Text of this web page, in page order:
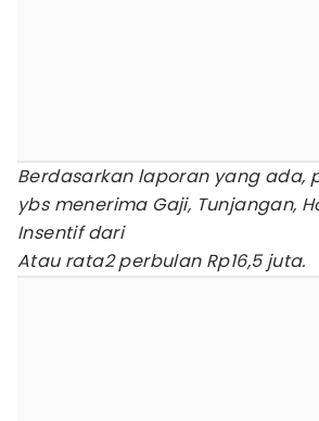
Berdasarkan laporan yang ada,
ybs menerima Gaji, Tunjangan,
Insentif dari
Atau rata2 perbulan Rp16,5 juta.